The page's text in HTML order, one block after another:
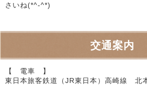
さいね(*^-^*)
交通案内
【 電車 】
東日本旅客鉄道（JR東日本）高崎線